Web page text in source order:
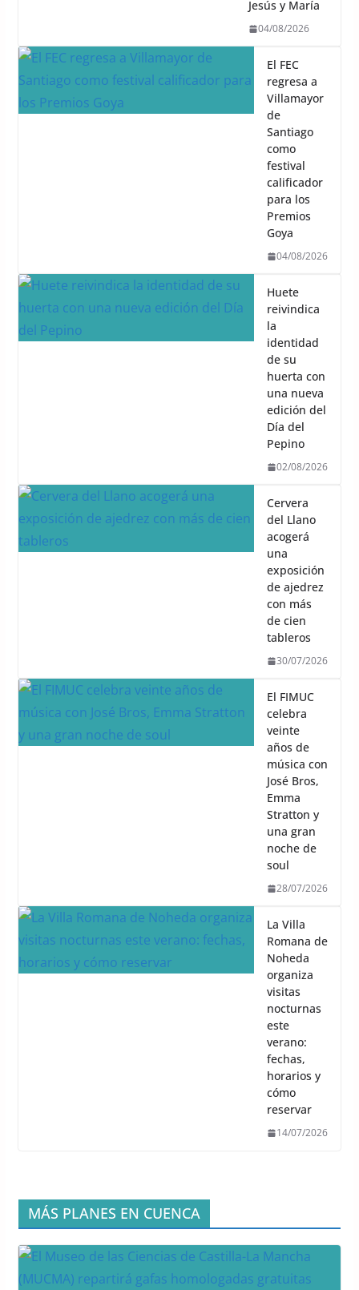
Jesús y María
04/08/2026
El FEC
regresa a
Villamayor
de
Santiago
como
festival
calificador
para los
Premios
Goya
04/08/2026
Huete
reivindica
la
identidad
de su
huerta con
una nueva
edición del
Día del
Pepino
02/08/2026
Cervera
del Llano
acogerá
una
exposición
de ajedrez
con más
de cien
tableros
30/07/2026
El FIMUC
celebra
veinte
años de
música con
José Bros,
Emma
Stratton y
una gran
noche de
soul
28/07/2026
La Villa
Romana de
Noheda
organiza
visitas
nocturnas
este
verano:
fechas,
horarios y
cómo
reservar
14/07/2026
MÁS PLANES EN CUENCA